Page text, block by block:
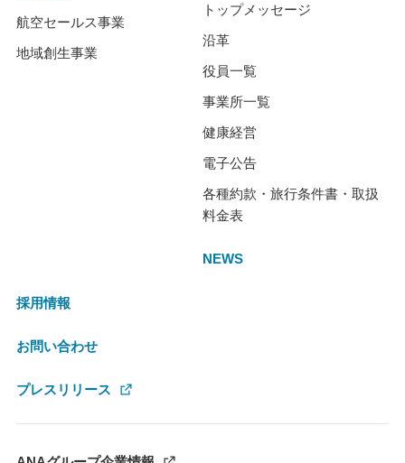
航空セールス事業
地域創生事業
トップメッセージ
沿革
役員一覧
事業所一覧
健康経営
電子公告
各種約款・旅行条件書・取扱
料金表
NEWS
採用情報
お問い合わせ
プレスリリース